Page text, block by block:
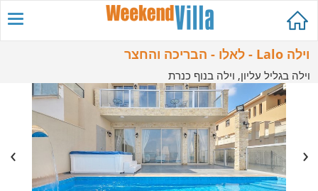
וילה Lalo - לאלו - הבריכה והחצר
וילה בגליל עליון, וילה בנוף כנרת